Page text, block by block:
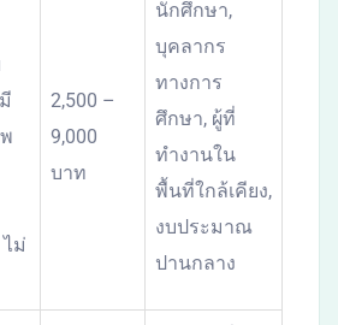
ไม่
2,500 –
9,000
บาท
นักศึกษา,
บุคลากร
ทางการ
ศึกษา, ผู้ที่
ทำงานใน
พื้นที่ใกล้เคียง,
งบประมาณ
ปานกลาง